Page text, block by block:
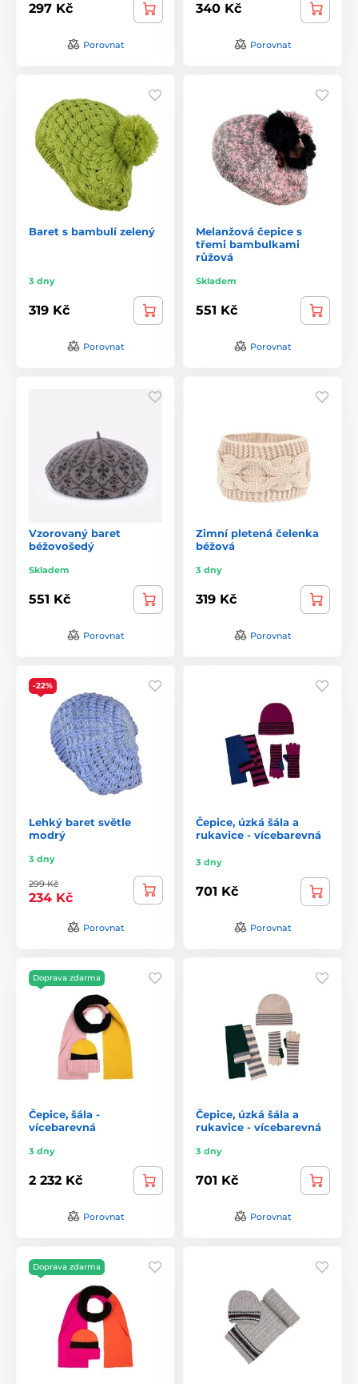
297 Kč
Porovnat
340 Kč
Porovnat
Baret s bambulí zelený
3 dny
319 Kč
Porovnat
Melanžová čepice s
třemi bambulkami
růžová
Skladem
551 Kč
Porovnat
Vzorovaný baret
béžovošedý
Skladem
551 Kč
Porovnat
Zimní pletená čelenka
béžová
3 dny
319 Kč
Porovnat
-22%
Lehký baret světle
modrý
3 dny
299 Kč
234 Kč
Porovnat
Čepice, úzká šála a
rukavice - vícebarevná
3 dny
701 Kč
Porovnat
Doprava zdarma
Čepice, šála -
vícebarevná
3 dny
2 232 Kč
Porovnat
Čepice, úzká šála a
rukavice - vícebarevná
3 dny
701 Kč
Porovnat
Doprava zdarma